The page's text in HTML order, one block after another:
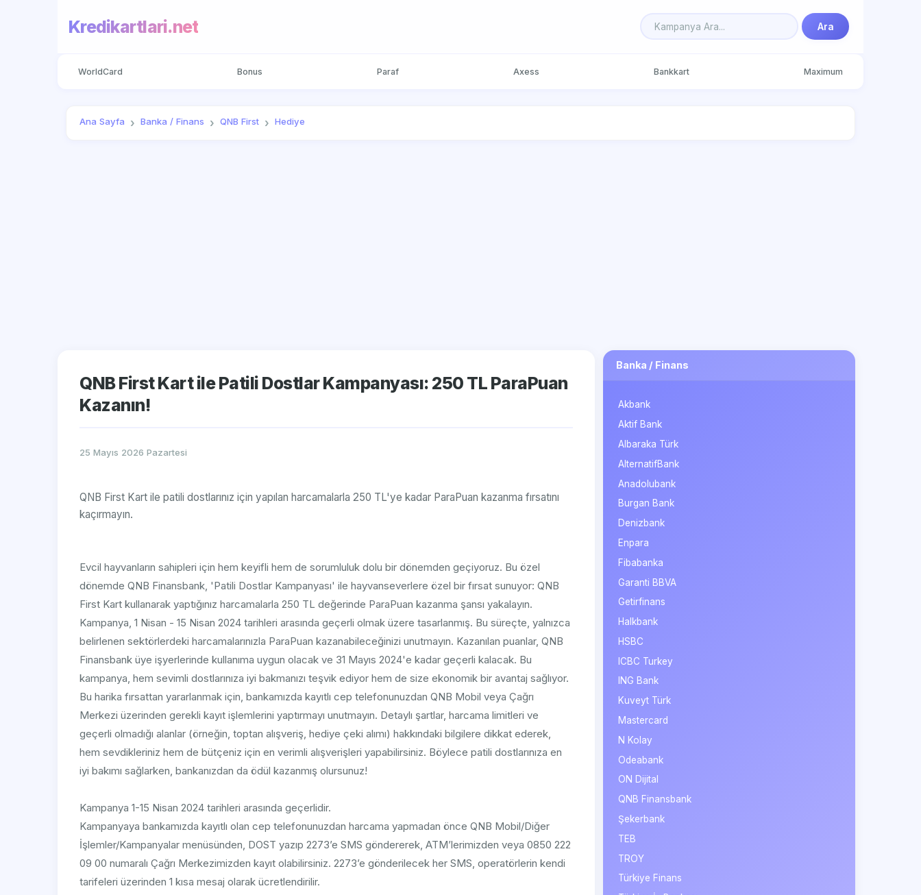
Kredikartlari.net Ara
WorldCard Bonus Paraf Axess Bankkart Maximum
Ana Sayfa Banka / Finans QNB First Hediye
QNB First Kart ile Patili Dostlar Kampanyası: 250 TL ParaPuan
Kazanın!
25 Mayıs 2026 Pazartesi
QNB First Kart ile patili dostlarınız için yapılan harcamalarla 250 TL'ye kadar ParaPuan kazanma fırsatını
kaçırmayın.
Evcil hayvanların sahipleri için hem keyifli hem de sorumluluk dolu bir dönemden geçiyoruz. Bu özel
dönemde QNB Finansbank, 'Patili Dostlar Kampanyası' ile hayvanseverlere özel bir fırsat sunuyor: QNB
First Kart kullanarak yaptığınız harcamalarla 250 TL değerinde ParaPuan kazanma şansı yakalayın.
Kampanya, 1 Nisan - 15 Nisan 2024 tarihleri arasında geçerli olmak üzere tasarlanmış. Bu süreçte, yalnızca
belirlenen sektörlerdeki harcamalarınızla ParaPuan kazanabileceğinizi unutmayın. Kazanılan puanlar, QNB
Finansbank üye işyerlerinde kullanıma uygun olacak ve 31 Mayıs 2024'e kadar geçerli kalacak. Bu
kampanya, hem sevimli dostlarınıza iyi bakmanızı teşvik ediyor hem de size ekonomik bir avantaj sağlıyor.
Bu harika fırsattan yararlanmak için, bankamızda kayıtlı cep telefonunuzdan QNB Mobil veya Çağrı
Merkezi üzerinden gerekli kayıt işlemlerini yaptırmayı unutmayın. Detaylı şartlar, harcama limitleri ve
geçerli olmadığı alanlar (örneğin, toptan alışveriş, hediye çeki alımı) hakkındaki bilgilere dikkat ederek,
hem sevdikleriniz hem de bütçeniz için en verimli alışverişleri yapabilirsiniz. Böylece patili dostlarınıza en
iyi bakımı sağlarken, bankanızdan da ödül kazanmış olursunuz!
Kampanya 1-15 Nisan 2024 tarihleri arasında geçerlidir.
Kampanyaya bankamızda kayıtlı olan cep telefonunuzdan harcama yapmadan önce QNB Mobil/Diğer
İşlemler/Kampanyalar menüsünden, DOST yazıp 2273’e SMS göndererek, ATM’lerimizden veya 0850 222
09 00 numaralı Çağrı Merkezimizden kayıt olabilirsiniz. 2273’e gönderilecek her SMS, operatörlerin kendi
tarifeleri üzerinden 1 kısa mesaj olarak ücretlendirilir.
Banka / Finans
Akbank
Aktif Bank
Albaraka Türk
AlternatifBank
Anadolubank
Burgan Bank
Denizbank
Enpara
Fibabanka
Garanti BBVA
Getirfinans
Halkbank
HSBC
ICBC Turkey
ING Bank
Kuveyt Türk
Mastercard
N Kolay
Odeabank
ON Dijital
QNB Finansbank
Şekerbank
TEB
TROY
Türkiye Finans